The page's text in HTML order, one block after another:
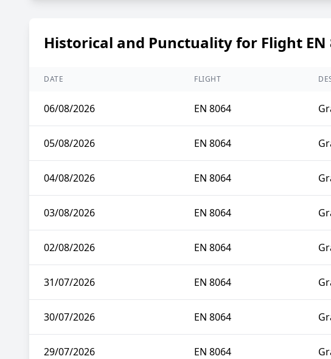
Historical and Punctuality for Flight EN
DATE FLIGHT
06/08/2026 EN 8064
05/08/2026 EN 8064
04/08/2026 EN 8064
03/08/2026 EN 8064
02/08/2026 EN 8064
31/07/2026 EN 8064
30/07/2026 EN 8064
29/07/2026 EN 8064